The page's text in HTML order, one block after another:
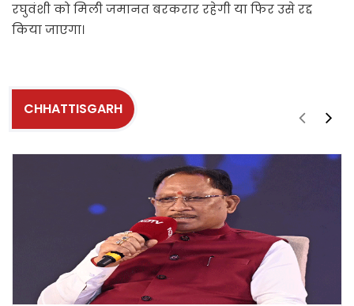
रघुवंशी को मिली जमानत बरकरार रहेगी या फिर उसे रद्द
किया जाएगा।
CHHATTISGARH